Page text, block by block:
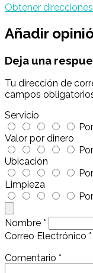
Obtener direcciones
Añadir
Deja una
Tu dirección de
campos
Servicio
Valor por dinero
Ubicación
Limpieza
Nombre *
Correo Electrónico *
Comentario *